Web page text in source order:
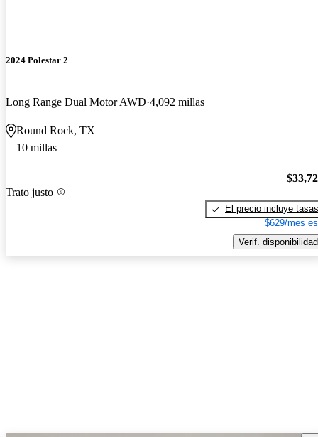
2024 Polestar 2
Long Range Dual Motor AWD 4,092 millas
Round Rock, TX
10 millas
Trato justo
El precio incluye tasas
$629/mes
Verif. disponibilidad